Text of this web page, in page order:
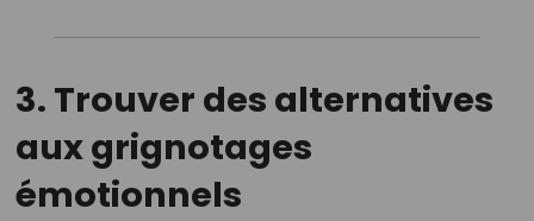
3. Trouver des alternatives
aux grignotages
émotionnels